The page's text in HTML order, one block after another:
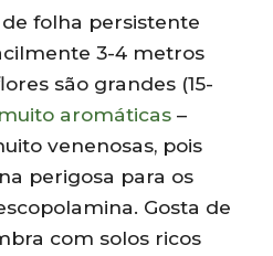
folha persistente
3-4 metros
são grandes (15-
muito aromáticas –
venenosas, pois
perigosa para os
Gosta de
com solos ricos